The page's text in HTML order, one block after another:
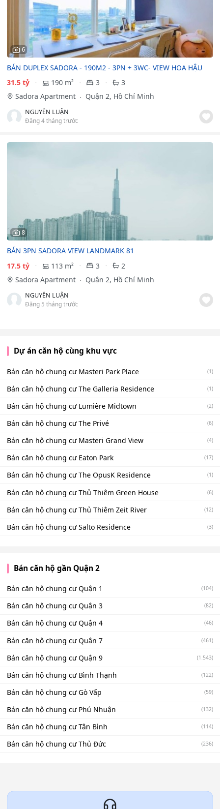
6
BÁN DUPLEX SADORA - 190M2 - 3PN + 3WC- VIEW HOA HẬU
31.5 tỷ
190 m² 3
3
Sadora Apartment
Quận 2, Hồ Chí Minh
NGUYỄN LUẬN
Đăng 4 tháng trước
8
BÁN 3PN SADORA VIEW LANDMARK 81
17.5 tỷ
113 m² 3
2
Sadora Apartment
Quận 2, Hồ Chí Minh
NGUYỄN LUẬN
Đăng 5 tháng trước
Dự án căn hộ cùng khu vực
Bán căn hộ chung cư Masteri Park Place (1)
Bán căn hộ chung cư The Galleria Residence (1)
Bán căn hộ chung cư Lumière Midtown (2)
Bán căn hộ chung cư The Privé (6)
Bán căn hộ chung cư Masteri Grand View (4)
Bán căn hộ chung cư Eaton Park (17)
Bán căn hộ chung cư The OpusK Residence (1)
Bán căn hộ chung cư Thủ Thiêm Green House (6)
Bán căn hộ chung cư Thủ Thiêm Zeit River (12)
Bán căn hộ chung cư Salto Residence (3)
Bán căn hộ gần Quận 2
Bán căn hộ chung cư Quận 1 (104)
Bán căn hộ chung cư Quận 3 (82)
Bán căn hộ chung cư Quận 4 (46)
Bán căn hộ chung cư Quận 7 (461)
Bán căn hộ chung cư Quận 9 (1.543)
Bán căn hộ chung cư Bình Thạnh (122)
Bán căn hộ chung cư Gò Vấp (59)
Bán căn hộ chung cư Phú Nhuận (132)
Bán căn hộ chung cư Tân Bình (114)
Bán căn hộ chung cư Thủ Đức (236)